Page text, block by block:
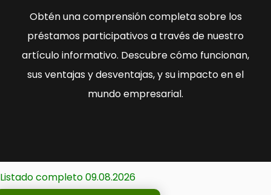
Obtén una comprensión completa sobre los
préstamos participativos a través de nuestro
artículo informativo. Descubre cómo funcionan,
sus ventajas y desventajas, y su impacto en el
mundo empresarial.
Listado completo 09.08.2026